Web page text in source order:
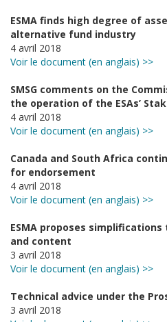
ESMA finds high degree of
alternative fund industry
4 avril 2018
Voir le document (en anglais) >>
SMSG comments on the
the operation of the ESAs’
4 avril 2018
Voir le document (en anglais) >>
Canada and South Africa
for endorsement
4 avril 2018
Voir le document (en anglais) >>
ESMA proposes
and content
3 avril 2018
Voir le document (en anglais) >>
Technical advice under the
3 avril 2018